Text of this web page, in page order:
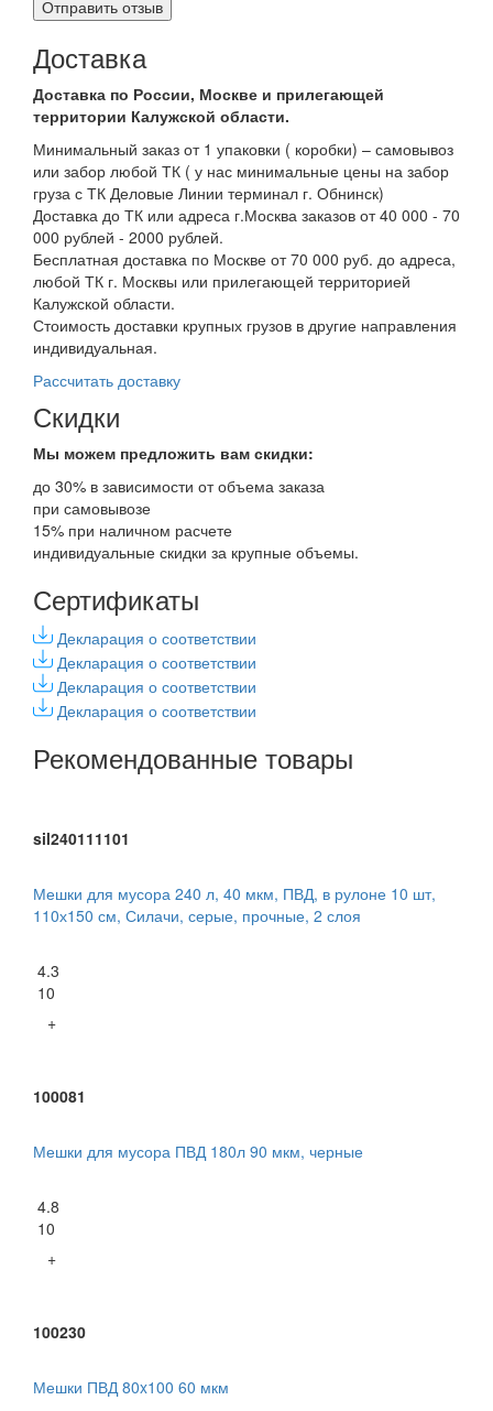
Доставка
Доставка по России, Москве и прилегающей
территории Калужской области.
Минимальный заказ от 1 упаковки ( коробки) – самовывоз
или забор любой ТК ( у нас минимальные цены на забор
груза с ТК Деловые Линии терминал г. Обнинск)
Доставка до ТК или адреса г.Москва заказов от 40 000 - 70
000 рублей - 2000 рублей.
Бесплатная доставка по Москве от 70 000 руб. до адреса,
любой ТК г. Москвы или прилегающей территорией
Калужской области.
Стоимость доставки крупных грузов в другие направления
индивидуальная.
Рассчитать доставку
Скидки
Мы можем предложить вам скидки:
до 30% в зависимости от объема заказа
при самовывозе
15% при наличном расчете
индивидуальные скидки за крупные объемы.
Сертификаты
Декларация о соответствии
Декларация о соответствии
Декларация о соответствии
Декларация о соответствии
Рекомендованные товары
sil240111101
Мешки для мусора 240 л, 40 мкм, ПВД, в рулоне 10 шт,
110х150 см, Силачи, серые, прочные, 2 слоя
4.3
10
+
100081
Мешки для мусора ПВД 180л 90 мкм, черные
4.8
10
+
100230
Мешки ПВД 80x100 60 мкм